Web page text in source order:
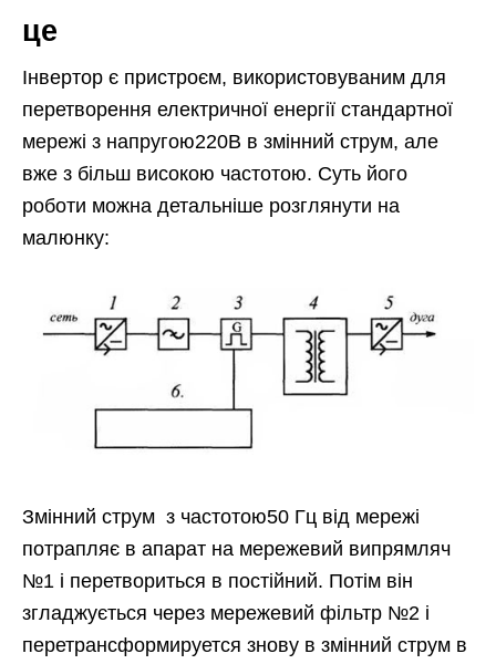
це
Інвертор є пристроєм, використовуваним для
перетворення електричної енергії стандартної
мережі з напругою220В в змінний струм, але
вже з більш високою частотою. Суть його
роботи можна детальніше розглянути на
малюнку:
Змінний струм з частотою50 Гц від мережі
потрапляє в апарат на мережевий випрямляч
№1 і перетвориться в постійний. Потім він
згладжується через мережевий фільтр №2 і
перетрансформируется знову в змінний струм в